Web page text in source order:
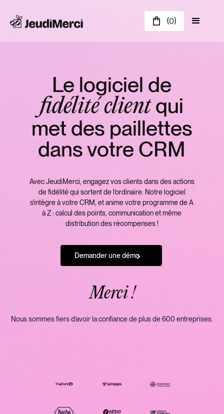
(0)
Le logiciel de
fidélité clientqui
met des paillettes
dans votre CRM
Avec JeudiMerci, engagez vos clients dans des actions
de fidélité qui sortent de l’ordinaire. Notre logiciel
s’intègre à votre CRM, et anime votre programme de A
à Z : calcul des points, communication et même
distribution des récompenses !
Demander une démo
Merci !
Nous sommes fiers d’avoir la confiance de plus de 600 entreprises.